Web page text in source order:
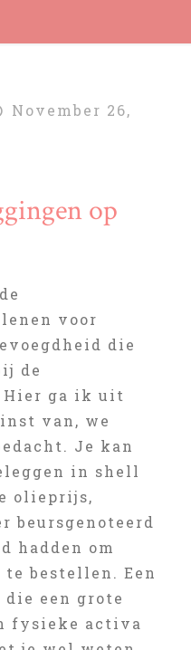
November 26,
op
voor
die
de
Hier ga ik uit
van, we
Je kan
in shell
olieprijs,
beursgenoteerd
hadden om
bestellen. Een
een grote
fysieke activa